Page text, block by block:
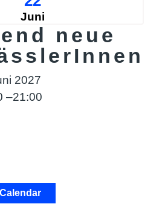
Juni
neue
2027
–21:00